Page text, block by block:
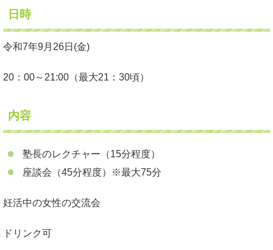
日時
令和7年9月26日(金)
20：00～21:00（最大21：30頃）
内容
塾長のレクチャー（15分程度）
座談会（45分程度）※最大75分
妊活中の女性の交流会
ドリンク可